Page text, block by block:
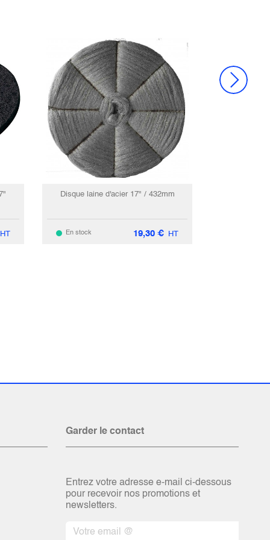
HT
Disque laine d'acier 17" / 432mm
En stock 19,30 € HT
Garder le contact
Entrez votre adresse e-mail ci-dessous
pour recevoir nos promotions et
newsletters.